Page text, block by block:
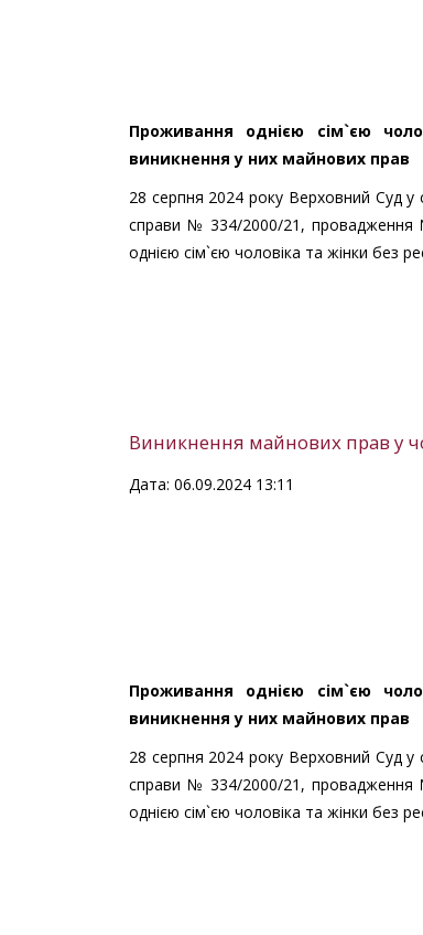
Проживання однією сім`єю
виникнення у них майнових прав
28 серпня 2024 року Верховний Суд у
справи № 334/2000/21,
однією сім`єю чоловіка та жінки без
Виникнення майнових прав у
Дата: 06.09.2024 13:11
Проживання однією сім`єю
виникнення у них майнових прав
28 серпня 2024 року Верховний Суд у
справи № 334/2000/21,
однією сім`єю чоловіка та жінки без